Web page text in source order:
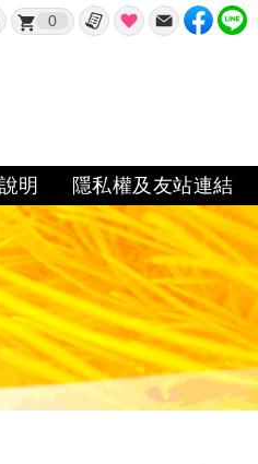
0
明 隱私權及友站連結
✖